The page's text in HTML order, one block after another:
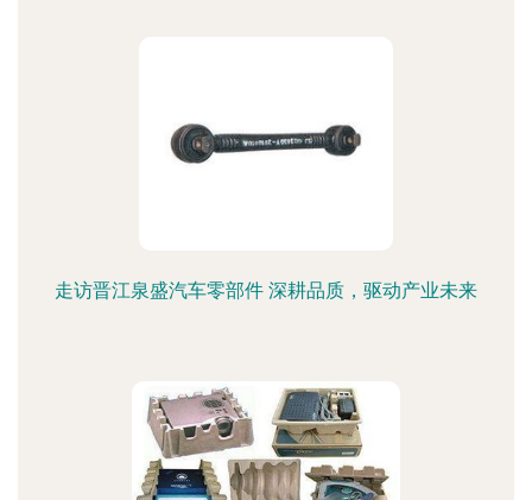
走访晋江泉盛汽车零部件 深耕品质，驱动产业未来